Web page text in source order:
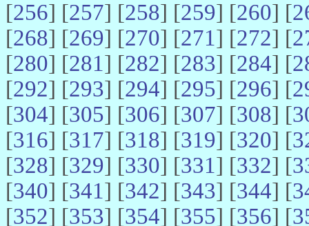
[256] [257] [258] [259] [260] [
[268] [269] [270] [271] [272] [
[280] [281] [282] [283] [284] [
[292] [293] [294] [295] [296] [
[304] [305] [306] [307] [308] [
[316] [317] [318] [319] [320] [
[328] [329] [330] [331] [332] [
[340] [341] [342] [343] [344] [
[352] [353] [354] [355] [356] [